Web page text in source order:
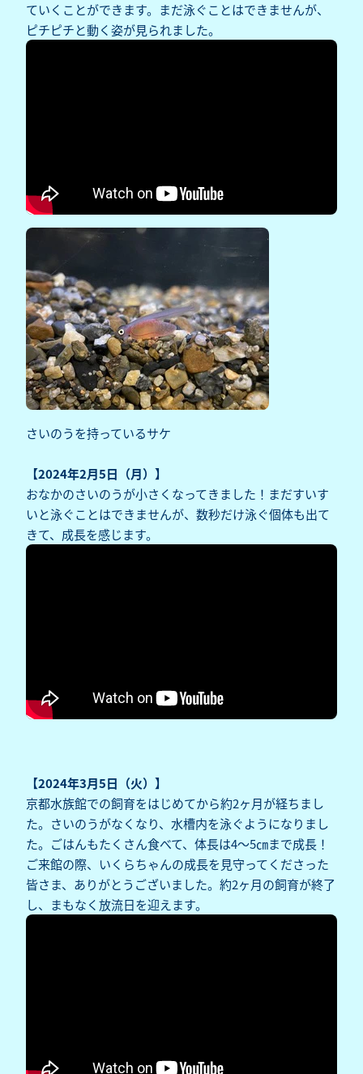
ていくことができます。まだ泳ぐことはできませんが、
ピチピチと動く姿が見られました。
さいのうを持っているサケ
【2024年2月5日（月）】
おなかのさいのうが小さくなってきました！まだすいす
いと泳ぐことはできませんが、数秒だけ泳ぐ個体も出て
きて、成長を感じます。
【2024年3月5日（火）】
京都水族館での飼育をはじめてから約2ヶ月が経ちまし
た。さいのうがなくなり、水槽内を泳ぐようになりまし
た。ごはんもたくさん食べて、体長は4～5㎝まで成長！
ご来館の際、いくらちゃんの成長を見守ってくださった
皆さま、ありがとうございました。約2ヶ月の飼育が終了
し、まもなく放流日を迎えます。